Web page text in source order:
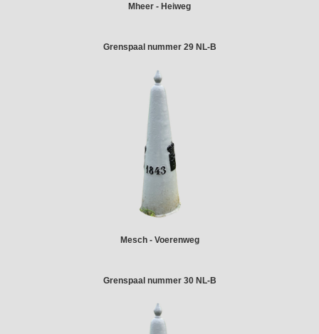
Mheer - Heiweg
Grenspaal nummer 29 NL-B
Mesch - Voerenweg
Grenspaal nummer 30 NL-B